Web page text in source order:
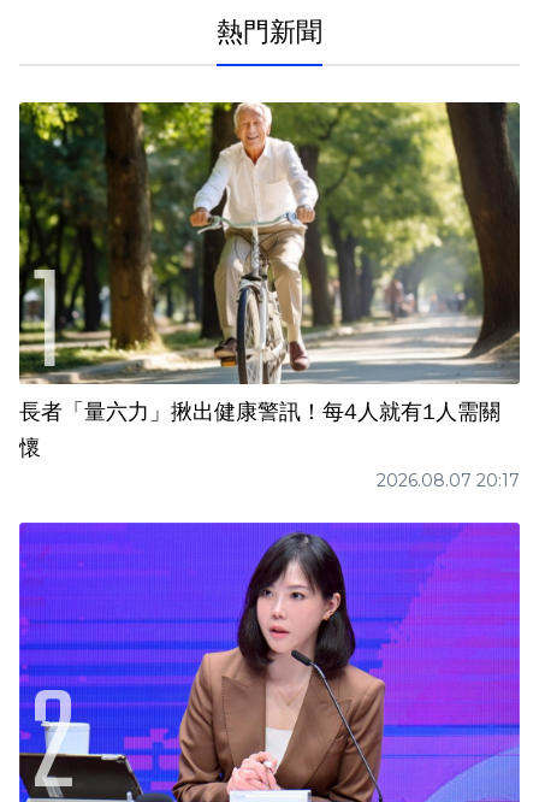
熱門新聞
長者「量六力」揪出健康警訊！每4人就有1人需關
懷
2026.08.07 20:17